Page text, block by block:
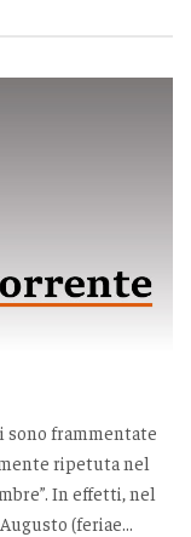
sono frammentate
ripetuta nel
In effetti, nel
(feriae...